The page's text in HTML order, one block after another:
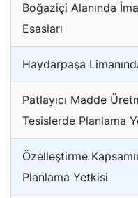
Boğaziçi Alanında
Esasları
Haydarpaşa
Patlayıcı Madde
Tesislerde Planlama
Özelleştirme
Planlama Yetkisi